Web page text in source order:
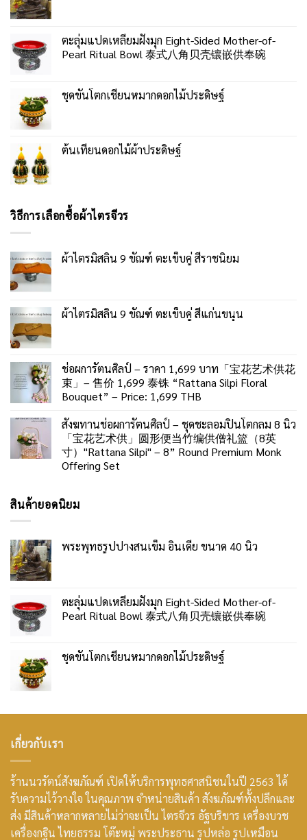
ตะลุ่มแปดเหลี่ยมฝังมุก Eight-Sided Mother-of-
Pearl Ritual Bowl 泰式八角贝壳镶嵌供奉碗
ชุดขันโตกเชี่ยนหมากดอกไม้ประดิษฐ์
ต้นเทียนดอกไม้ผ้าประดิษฐ์
วิธีการเลือกซื้อผ้าไตรจีวร
ผ้าไตรมิสลิน 9 ขัณฑ์ ตะเข็บคู่ สีราชนิยม
ผ้าไตรมิสลิน 9 ขัณฑ์ ตะเข็บคู่ สีแก่นขนุน
ช่อผการัตนศิลป์ – ราคา 1,699 บาท「宝花艺术供花
束」– 售价 1,699 泰铢 “Rattana Silpi Floral
Bouquet” – Price: 1,699 THB
สังฆทานช่อผการัตนศิลป์ – ชุดชะลอมปิ่นโตกลม 8 นิ้ว
「宝花艺术供」圆形便当竹编供僧礼篮（8英
寸）"Rattana Silpi" – 8” Round Premium Monk
Offering Set
สินค้ายอดนิยม
พระพุทธรูปปางสนเข็ม อินเดีย ขนาด 40 นิ้ว
ตะลุ่มแปดเหลี่ยมฝังมุก Eight-Sided Mother-of-
Pearl Ritual Bowl 泰式八角贝壳镶嵌供奉碗
ชุดขันโตกเชี่ยนหมากดอกไม้ประดิษฐ์
เกี่ยวกับเรา
ร้านนวรัตน์สังฆภัณฑ์ เปิดให้บริการพุทธศาสนิชนในปี 2563 ได้
รับความไว้วางใจ ในคุณภาพ จำหน่ายสินค้า สังฆภัณฑ์ทั้งปลีกและ
ส่ง มีสินค้าหลากหลายไม่ว่าจะเป็น ไตรจีวร อัฐบริขาร เครื่องบวช
เครื่องกฐิน ไทยธรรม โต๊ะหมู่ พระประธาน รูปหล่อ รูปเหมือน